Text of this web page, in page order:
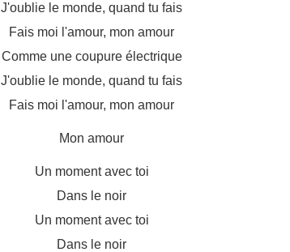
J'oublie le monde, quand tu fais
Fais moi l'amour, mon amour
Comme une coupure électrique
J'oublie le monde, quand tu fais
Fais moi l'amour, mon amour
Mon amour
Un moment avec toi
Dans le noir
Un moment avec toi
Dans le noir